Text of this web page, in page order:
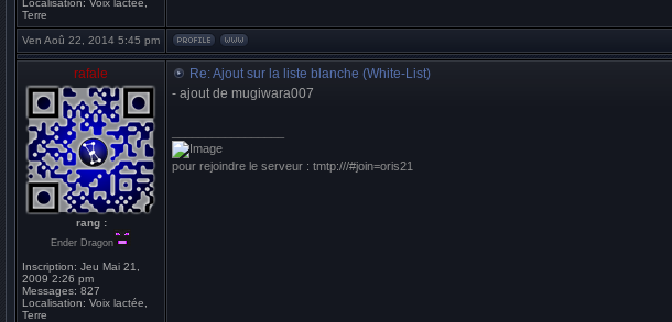
Localisation: Voix lactée,
Terre
Ven Aoû 22, 2014 5:45 pm
rafale
rang :
Ender Dragon
Inscription: Jeu Mai 21,
2009 2:26 pm
Messages: 827
Localisation: Voix lactée,
Terre
Re: Ajout sur la liste blanche (White-List)
- ajout de mugiwara007
pour rejoindre le serveur : tmtp:///#join=oris21